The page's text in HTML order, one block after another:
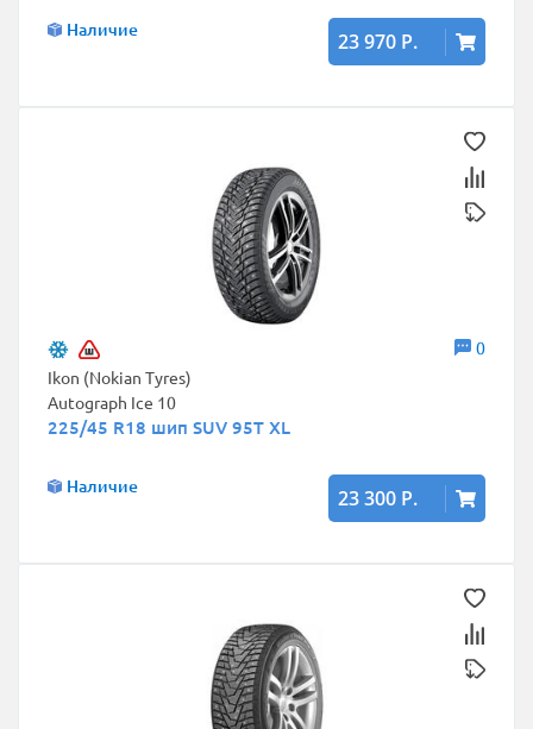
Наличие 23 970 Р.
0
Ikon (Nokian Tyres)
Autograph Ice 10
225/45 R18 шип SUV 95T XL
Наличие 23 300 Р.